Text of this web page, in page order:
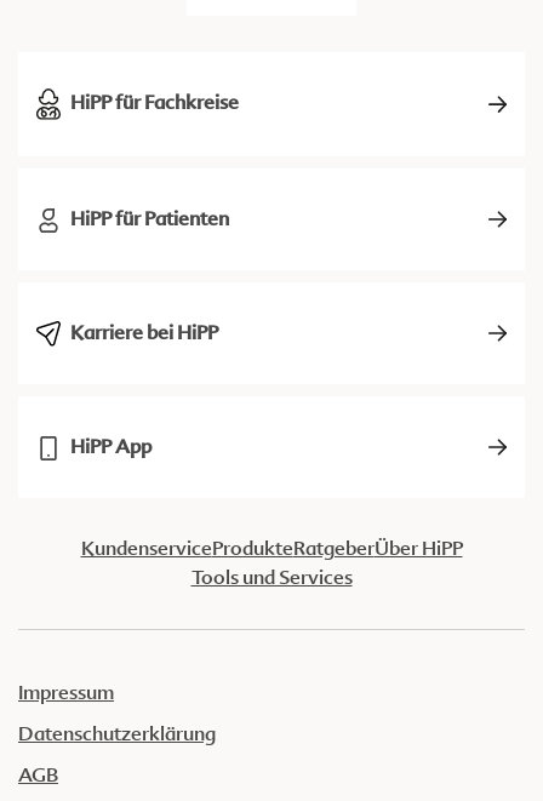
HiPP für Fachkreise
HiPP für Patienten
Karriere bei HiPP
HiPP App
KundenserviceProdukteRatgeberÜber HiPP
Tools und Services
Impressum
Datenschutzerklärung
AGB